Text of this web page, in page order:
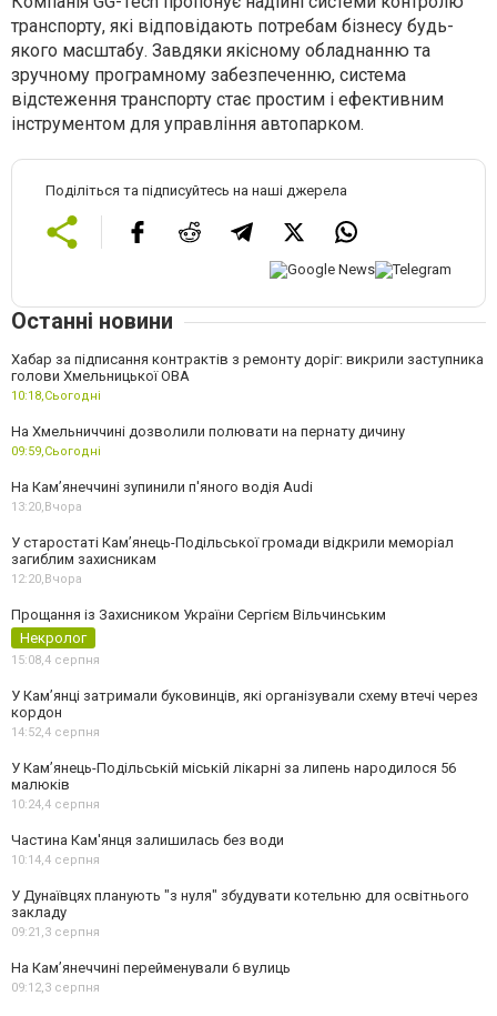
транспорту, які відповідають потребам бізнесу будь-
якого масштабу. Завдяки якісному обладнанню та
зручному програмному забезпеченню, система
відстеження транспорту стає простим і ефективним
інструментом для управління автопарком.
Поділіться та підписуйтесь на наші джерела
Останні новини
Хабар за підписання контрактів з ремонту доріг: викрили заступника
голови Хмельницької ОВА
10:18,Сьогодні
На Хмельниччині дозволили полювати на пернату дичину
09:59,Сьогодні
На Камʼянеччині зупинили п'яного водія Audi
13:20,Вчора
У старостаті Кам’янець-Подільської громади відкрили меморіал
загиблим захисникам
12:20,Вчора
Прощання із Захисником України Сергієм Вільчинським
Некролог
15:08,4 серпня
У Кам’янці затримали буковинців, які організували схему втечі через
кордон
14:52,4 серпня
У Кам’янець-Подільській міській лікарні за липень народилося 56
малюків
10:24,4 серпня
Частина Кам'янця залишилась без води
10:14,4 серпня
У Дунаївцях планують "з нуля" збудувати котельню для освітнього
закладу
09:21,3 серпня
На Камʼянеччині перейменували 6 вулиць
09:12,3 серпня